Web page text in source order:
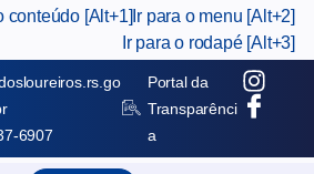
conteúdo [Alt+1] Ir para o menu [Alt+2]
Ir para o rodapé [Alt+3]
6907
Portal da
Transparênci
a